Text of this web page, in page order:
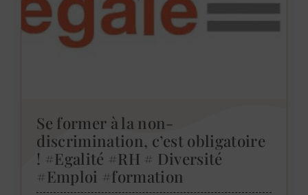
Se former à la non-
discrimination, c’est obligatoire
! #Egalité #RH # Diversité
#Emploi #formation